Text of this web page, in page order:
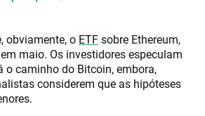
obviamente, o ETFsobre Ethereum,
maio. Os investidores especulam
o caminho do Bitcoin, embora,
considerem que as hipóteses